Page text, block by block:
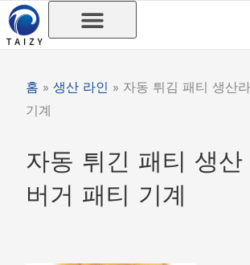
콘
텐
홈 » 생산 라인 » 자동 튀김 패티 생산
기계
자동 튀긴 패티 생산
버거 패티 기계